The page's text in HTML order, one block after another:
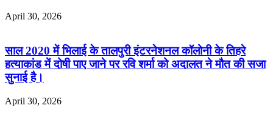
April 30, 2026
साल 2020 में भिलाई के तालपुरी इंटरनेशनल कॉलोनी के तिहरे
हत्याकांड में दोषी पाए जाने पर रवि शर्मा को अदालत ने मौत की सजा
सुनाई है।
April 30, 2026